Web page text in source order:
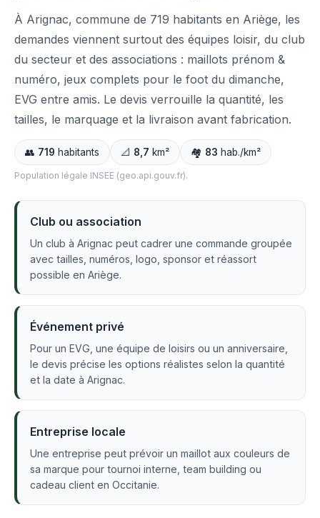
À Arignac, commune de 719 habitants en Ariège, les
demandes viennent surtout des équipes loisir, du club
du secteur et des associations : maillots prénom &
numéro, jeux complets pour le foot du dimanche,
EVG entre amis. Le devis verrouille la quantité, les
tailles, le marquage et la livraison avant fabrication.
👥 719 habitants 📐 8,7 km² 🏘️ 83 hab./km²
Population légale INSEE (geo.api.gouv.fr).
Club ou association
Un club à Arignac peut cadrer une commande groupée
avec tailles, numéros, logo, sponsor et réassort
possible en Ariège.
Événement privé
Pour un EVG, une équipe de loisirs ou un anniversaire,
le devis précise les options réalistes selon la quantité
et la date à Arignac.
Entreprise locale
Une entreprise peut prévoir un maillot aux couleurs de
sa marque pour tournoi interne, team building ou
cadeau client en Occitanie.